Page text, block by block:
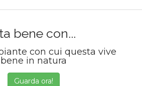
bene con...
con cui questa vive
bene in natura
Guarda ora!